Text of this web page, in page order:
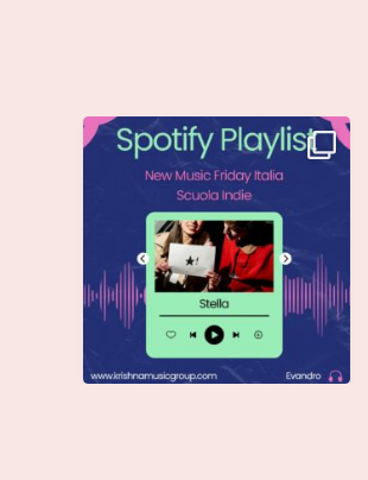
Stella di @musicadievandro è
disponibile su tutte...